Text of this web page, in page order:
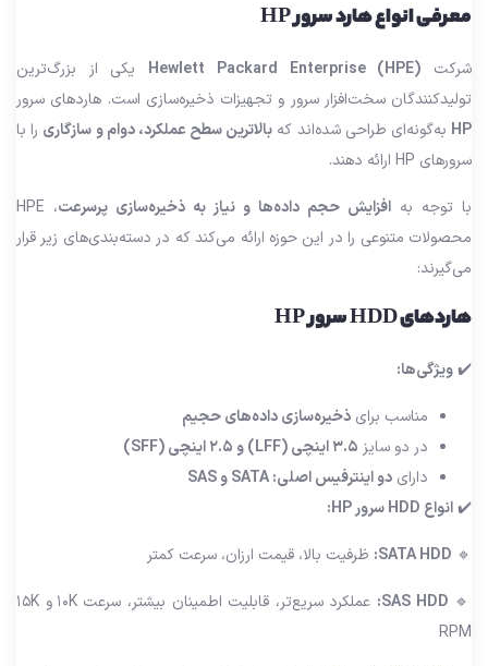
معرفی انواع هارد سرور HP
شرکت Hewlett Packard Enterprise (HPE)یکی از بزرگ‌ترین
تولیدکنندگان سخت‌افزار سرور و تجهیزات ذخیره‌سازی است. هاردهای سرور
HPبه‌گونه‌ای طراحی شده‌اند که بالاترین سطح عملکرد، دوام و سازگاریرا با
سرورهای HP ارائه دهند.
با توجه به افزایش حجم داده‌ها و نیاز به ذخیره‌سازی پرسرعت
، HPE
محصولات متنوعی را در این حوزه ارائه می‌کند که در دسته‌بندی‌های زیر قرار
می‌گیرند:
هاردهای HDD سرور HP
✔️ویژگی‌ها:
مناسب برای ذخیره‌سازی داده‌های حجیم
در دو سایز ۳.۵ اینچی (LFF) و ۲.۵ اینچی (SFF)
دارای دو اینترفیس اصلی: SATA و SAS
✔️انواع HDD سرور HP:
🔹
SATA HDD:ظرفیت بالا، قیمت ارزان، سرعت کمتر
🔹
SAS HDD:
عملکرد سریع‌تر، قابلیت اطمینان بیشتر، سرعت ۱۰K و ۱۵K
RPM